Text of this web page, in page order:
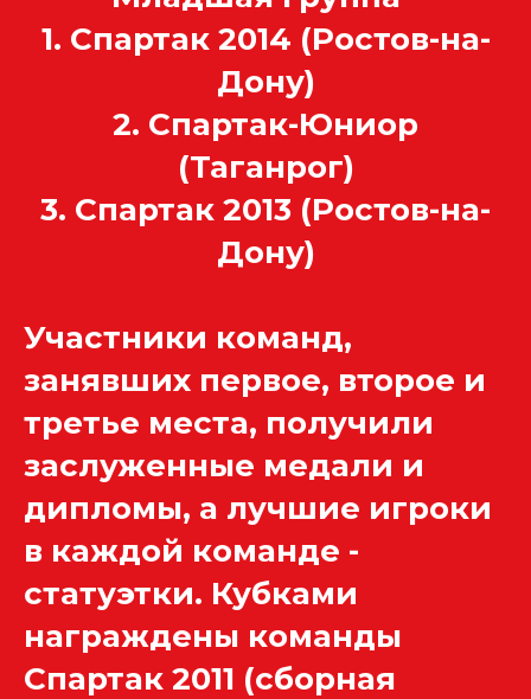
1. Спартак 2014 (Ростов-на-
Дону)
2. Спартак-Юниор
(Таганрог)
3. Спартак 2013 (Ростов-на-
Дону)
Участники команд,
занявших первое, второе и
третье места, получили
заслуженные медали и
дипломы, а лучшие игроки
в каждой команде -
статуэтки. Кубками
награждены команды
Спартак 2011 (сборная